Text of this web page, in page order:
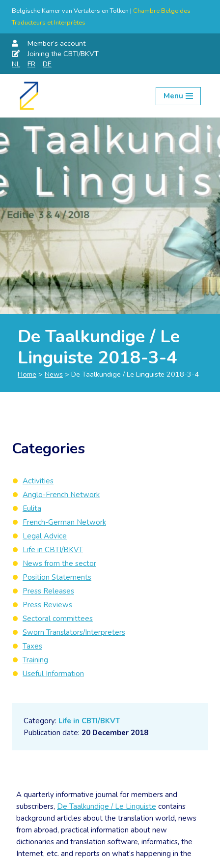
Belgische Kamer van Vertalers en Tolken | Chambre Belge des
Traducteurs et Interprètes
Member’s account
Joining the CBTI/BKVT
NL
FR DE
Skip
content
Menu
De Taalkundige / Le
Linguiste 2018-3-4
Home > News > De Taalkundige / Le Linguiste 2018-3-4
Category: Life in CBTI/BKVT
Publication date: 20 December 2018
A quarterly informative journal for members and
subscribers, De Taalkundige / Le Linguiste contains
background articles about the translation world, news
from abroad, practical information about new
dictionaries and translation software, informatics, the
Internet, etc. and reports on what’s happening in the
Categories
Activities
Anglo-French Network
Eulita
French-German Network
Legal Advice
Life in CBTI/BKVT
News from the sector
Position Statements
Press Releases
Press Reviews
Sectoral committees
Sworn Translators/Interpreters
Taxes
Training
Useful Information